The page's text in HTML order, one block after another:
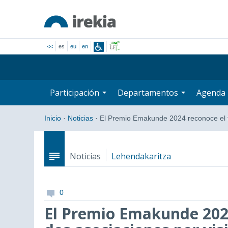
<< es eu en
Participación Departamentos Agenda
Inicio · Noticias · El Premio Emakunde 2024 reconoce el
Noticias Lehendakaritza
0
El Premio Emakunde